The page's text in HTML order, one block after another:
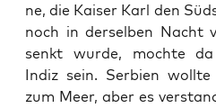
ne, die Kai­ser Karl den
noch in der­sel­ben Nacht
senkt wur­de, moch­te
Indiz sein. Ser­bi­en
zum Meer, aber es